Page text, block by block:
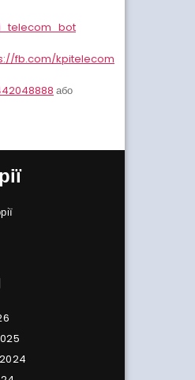
fb.com/kpitelecom
або